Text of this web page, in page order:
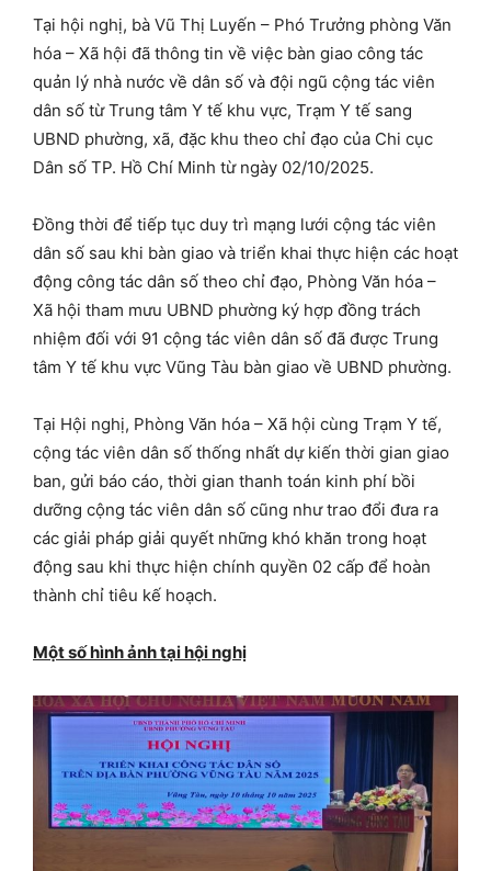
Tại hội nghị, bà Vũ Thị Luyến – Phó Trưởng phòng Văn
hóa – Xã hội đã thông tin về việc bàn giao công tác
quản lý nhà nước về dân số và đội ngũ cộng tác viên
dân số từ Trung tâm Y tế khu vực, Trạm Y tế sang
UBND phường, xã, đặc khu theo chỉ đạo của Chi cục
Dân số TP. Hồ Chí Minh từ ngày 02/10/2025.
Đồng thời để tiếp tục duy trì mạng lưới cộng tác viên
dân số sau khi bàn giao và triển khai thực hiện các hoạt
động công tác dân số theo chỉ đạo, Phòng Văn hóa –
Xã hội tham mưu UBND phường ký hợp đồng trách
nhiệm đối với 91 cộng tác viên dân số đã được Trung
tâm Y tế khu vực Vũng Tàu bàn giao về UBND phường.
Tại Hội nghị, Phòng Văn hóa – Xã hội cùng Trạm Y tế,
cộng tác viên dân số thống nhất dự kiến thời gian giao
ban, gửi báo cáo, thời gian thanh toán kinh phí bồi
dưỡng cộng tác viên dân số cũng như trao đổi đưa ra
các giải pháp giải quyết những khó khăn trong hoạt
động sau khi thực hiện chính quyền 02 cấp để hoàn
thành chỉ tiêu kế hoạch.
Một số hình ảnh tại hội nghị